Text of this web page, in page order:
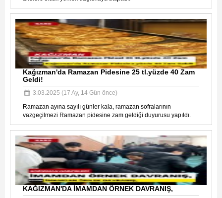
Kağızman'da Ramazan Pidesine 25 tl.yüzde 40 Zam
Geldi!
3.03.2025 (17 Ay, 14 Gün önce)
Ramazan ayına sayılı günler kala, ramazan sofralarının
vazgeçilmezi Ramazan pidesine zam geldiği duyurusu yapıldı.
KAĞIZMAN'DA İMAMDAN ÖRNEK DAVRANIŞ,